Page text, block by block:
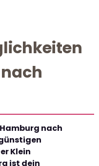
nach
Klein
ist dein